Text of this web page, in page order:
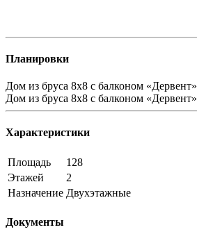
Планировки
Дом из бруса 8х8 с балконом «Дервент»
Дом из бруса 8х8 с балконом «Дервент»
Характеристики
Площадь
128
Этажей
2
Назначение Двухэтажные
Документы